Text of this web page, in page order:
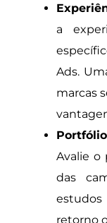
a
Ads.
marcas
Avalie o
das
retorno